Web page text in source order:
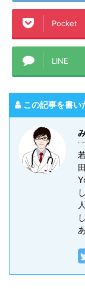
Pocket
LINE
この記事を書い